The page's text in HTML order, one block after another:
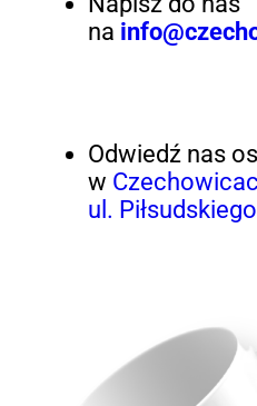
na
Odwiedź nas
w
ul.